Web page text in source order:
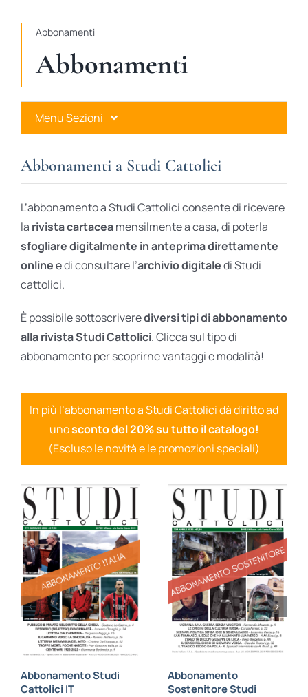
Abbonamenti
Abbonamenti
Menu Sezioni
Ares Gold
Ares Digital
Ares Gift Card
Abbonamenti a Studi Cattolici
L’abbonamento a Studi Cattolici consente di ricevere
la rivista cartaceamensilmente a casa, di poterla
sfogliare digitalmente in anteprima direttamente
onlinee di consultare l’archivio digitaledi Studi
cattolici.
È possibile sottoscriverediversi tipi di abbonamento
alla rivista Studi Cattolici. Clicca sul tipo di
abbonamento per scoprirne vantaggi e modalità!
In più l’abbonamento a Studi Cattolici dà diritto ad
unosconto del 20% su tutto il catalogo!
(Escluso le novità e le promozioni speciali)
Abbonamento Studi
Cattolici IT
Abbonamento
Sostenitore Studi